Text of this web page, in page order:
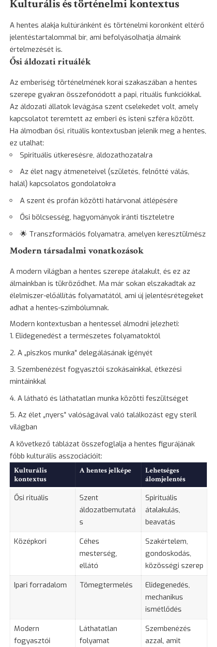
Kulturális és történelmi kontextus
A hentes alakja kultúránként és történelmi koronként eltérő
jelentéstartalommal bír, ami befolyásolhatja álmaink
értelmezését is.
Ősi áldozati rituálék
Az emberiség történelmének korai szakaszában a hentes
szerepe gyakran összefonódott a papi, rituális funkciókkal.
Az áldozati állatok levágása szent cselekedet volt, amely
kapcsolatot teremtett az emberi és isteni szféra között.
Ha álmodban ősi, rituális kontextusban jelenik meg a hentes,
ez utalhat:
Spirituális útkeresésre, áldozathozatalra
Az élet nagy átmeneteivel (születés, felnőtté válás,
halál) kapcsolatos gondolatokra
A szent és profán közötti határvonal átlépésére
Ősi bölcsesség, hagyományok iránti tiszteletre
🌟 Transzformációs folyamatra, amelyen keresztülmész
Modern társadalmi vonatkozások
A modern világban a hentes szerepe átalakult, és ez az
álmainkban is tükröződhet. Ma már sokan elszakadtak az
élelmiszer-előállítás folyamatától, ami új jelentésrétegeket
adhat a hentes-szimbólumnak.
Modern kontextusban a hentessel álmodni jelezheti:
Elidegenedést a természetes folyamatoktól
A „piszkos munka” delegálásának igényét
Szembenézést fogyasztói szokásainkkal, étkezési
mintáinkkal
A látható és láthatatlan munka közötti feszültséget
Az élet „nyers” valóságával való találkozást egy steril
világban
A következő táblázat összefoglalja a hentes figurájának
főbb kulturális asszociációit:
Kulturális
kontextus
A hentes jelképe
Lehetséges
álomjelentés
Ősi rituális
Szent
áldozatbemutatá
s
Spirituális
átalakulás,
beavatás
Középkori
Céhes
mesterség,
ellátó
Szakértelem,
gondoskodás,
közösségi szerep
Ipari forradalom
Tömegtermelés
Elidegenedés,
mechanikus
ismétlődés
Modern
fogyasztói
Láthatatlan
folyamat
Szembenézés
azzal, amit